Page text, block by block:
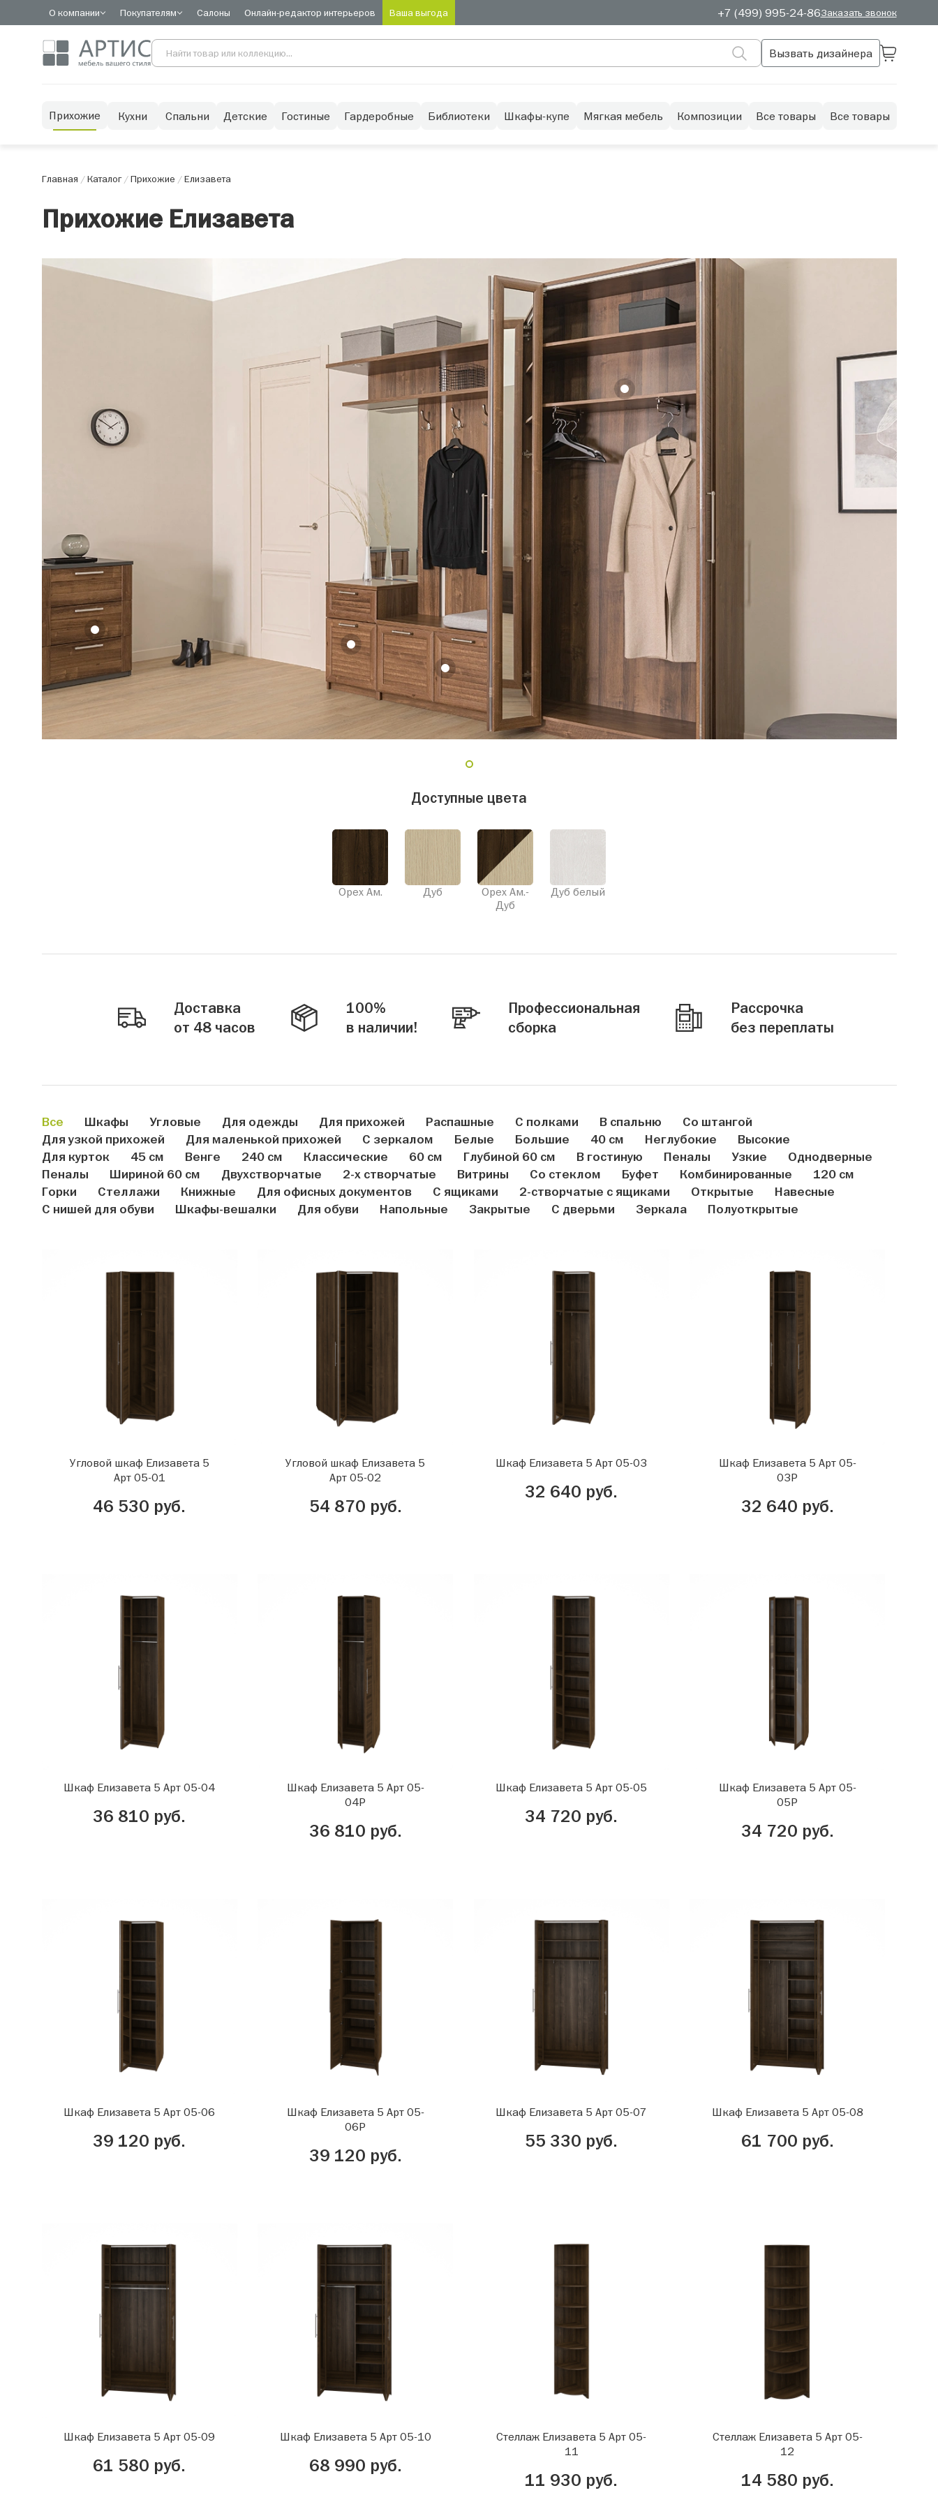
О компании Покупателям Салоны Онлайн-редактор интерьеров Ваша выгода +7 (499) 995-24-86Заказать звонок
Вызвать дизайнера
Прихожие Кухни Спальни Детские Гостиные Гардеробные Библиотеки Шкафы-купе Мягкая мебель Композиции Все товары Все товары
Главная /Каталог/Прихожие /Елизавета
Прихожие Елизавета
1
Доступные цвета
Орех Ам. Дуб
Орех Ам.-
Дуб
Дуб белый
Доставка
от 48 часов
100%
в наличии!
Профессиональная
сборка
Рассрочка
без переплаты
Все Шкафы Угловые Для одежды Для прихожей Распашные С полками В спальню
Со штангой
Для узкой прихожей
Для маленькой прихожей С зеркалом Белые Большие 40 см Неглубокие
Высокие
Для курток
45 см Венге 240 см Классические 60 см Глубиной 60 см В гостиную Пеналы Узкие
Однодверные
Пеналы
Шириной 60 см Двухстворчатые 2-х створчатые Витрины Со стеклом Буфет Комбинированные
120 см
Горки
Стеллажи Книжные Для офисных документов С ящиками 2-створчатые с ящиками Открытые
Навесные
С нишей для обуви
Шкафы-вешалки Для обуви Напольные Закрытые С дверьми Зеркала Полуоткрытые
Угловой шкаф Елизавета 5
Арт 05-01
46 530 руб.
Угловой шкаф Елизавета 5
Арт 05-02
54 870 руб.
Шкаф Елизавета 5 Арт 05-03
32 640 руб.
Шкаф Елизавета 5 Арт 05-
03Р
32 640 руб.
Шкаф Елизавета 5 Арт 05-04
36 810 руб.
Шкаф Елизавета 5 Арт 05-
04Р
36 810 руб.
Шкаф Елизавета 5 Арт 05-05
34 720 руб.
Шкаф Елизавета 5 Арт 05-
05Р
34 720 руб.
Шкаф Елизавета 5 Арт 05-06
39 120 руб.
Шкаф Елизавета 5 Арт 05-
06Р
39 120 руб.
Шкаф Елизавета 5 Арт 05-07
55 330 руб.
Шкаф Елизавета 5 Арт 05-08
61 700 руб.
Шкаф Елизавета 5 Арт 05-09
61 580 руб.
Шкаф Елизавета 5 Арт 05-10
68 990 руб.
Стеллаж Елизавета 5 Арт 05-
11
11 930 руб.
Стеллаж Елизавета 5 Арт 05-
12
14 580 руб.